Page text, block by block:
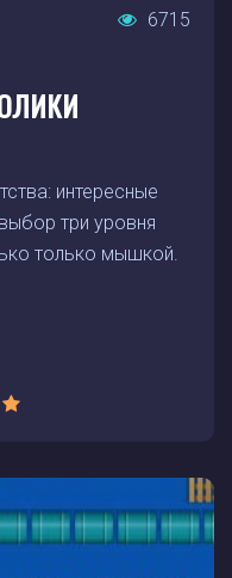
6715
интересные
три уровня
только мышкой.